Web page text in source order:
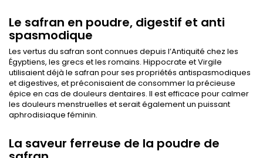
Le safran en poudre, digestif et anti
spasmodique
Les vertus du safran sont connues depuis l’Antiquité chez les
Égyptiens, les grecs et les romains. Hippocrate et Virgile
utilisaient déjà le safran pour ses propriétés antispasmodiques
et digestives, et préconisaient de consommer la précieuse
épice en cas de douleurs dentaires. Il est efficace pour calmer
les douleurs menstruelles et serait également un puissant
aphrodisiaque féminin.
La saveur ferreuse de la poudre de